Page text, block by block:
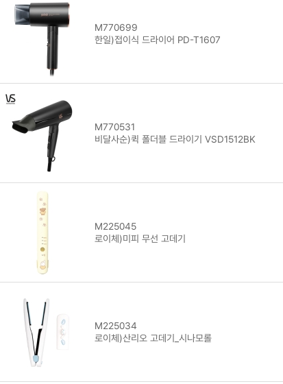
M770699
한일)접이식 드라이어 PD-T1607
M770531
비달사순)퀵 폴더블 드라이기 VSD1512BK
M225045
로이체)미피 무선 고데기
M225034
로이체)산리오 고데기_시나모롤